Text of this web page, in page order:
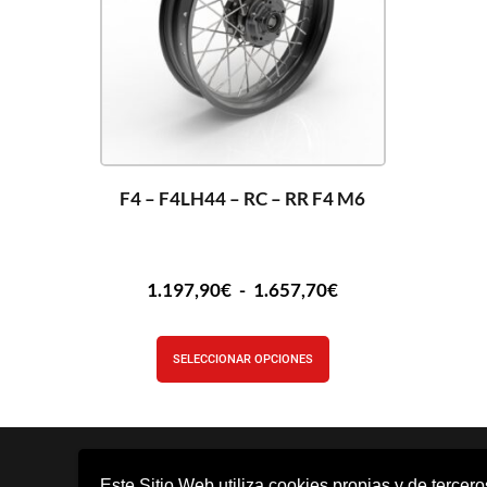
F4 – F4LH44 – RC – RR F4 M6
1.197,90€ - 1.657,70€
SELECCIONAR OPCIONES